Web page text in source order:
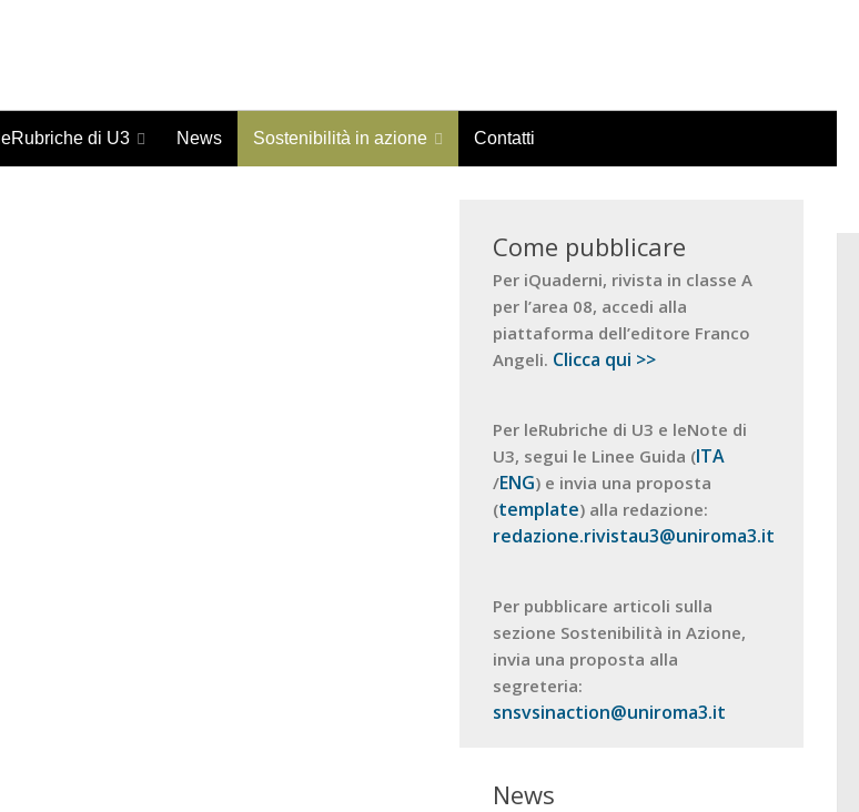
leRubriche di U3 News Sostenibilità in azione Contatti
Come pubblicare
Per iQuaderni, rivista in classe A
per l’area 08, accedi alla
piattaforma dell’editore Franco
Angeli. Clicca qui >>
Per leRubriche di U3 e leNote di
U3, segui le Linee Guida (ITA
/ENG) e invia una proposta
(template) alla redazione:
redazione.rivistau3@uniroma3.it
Per pubblicare articoli sulla
sezione Sostenibilità in Azione,
invia una proposta alla
segreteria:
snsvsinaction@uniroma3.it
News